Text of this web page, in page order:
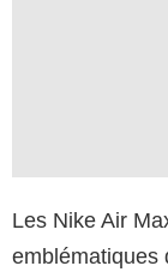
Les Nike Air
emblématiques